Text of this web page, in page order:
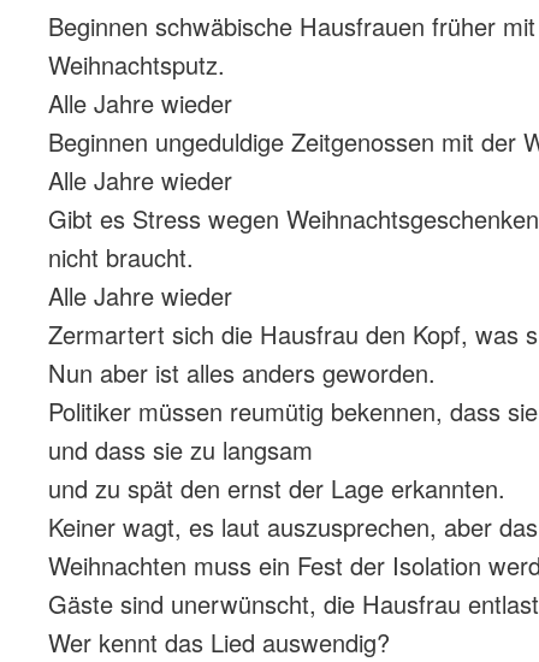
Beginnen schwäbische Hausfrauen früher
Weihnachtsputz.
Alle Jahre wieder
Beginnen ungeduldige Zeitgenossen mit der
Alle Jahre wieder
Gibt es Stress wegen
nicht braucht.
Alle Jahre wieder
Zermartert sich die Hausfrau den Kopf, was
Nun aber ist alles anders geworden.
Politiker müssen reumütig bekennen, dass
und dass sie zu langsam
und zu spät den ernst der Lage erkannten.
Keiner wagt, es laut auszusprechen, aber
Weihnachten muss ein Fest der Isolation
Gäste sind unerwünscht, die Hausfrau
Wer kennt das Lied auswendig?